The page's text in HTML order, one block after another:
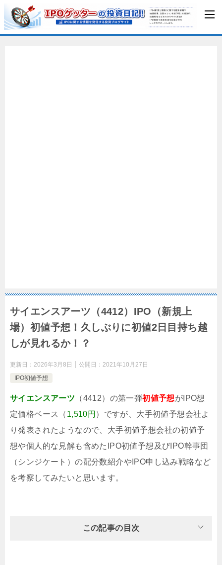
サイエンスアーツ（4412）IPO（新規上
場）初値予想！久しぶりに初値2日目持ち越
しが見れるか！？
更新日： 2026年3月8日 公開日： 2021年10月27日
IPO初値予想
サイエンスアーツ （4412）の第一弾初値予想がIPO想
定価格ベース（ 1,510円 ）ですが、大手初値予想会社よ
り発表されたようなので、大手初値予想会社の初値予
想や個人的な見解も含めたIPO初値予想及びIPO幹事団
（シンジケート）の配分数紹介やIPO申し込み戦略など
を考察してみたいと思います。
この記事の目次